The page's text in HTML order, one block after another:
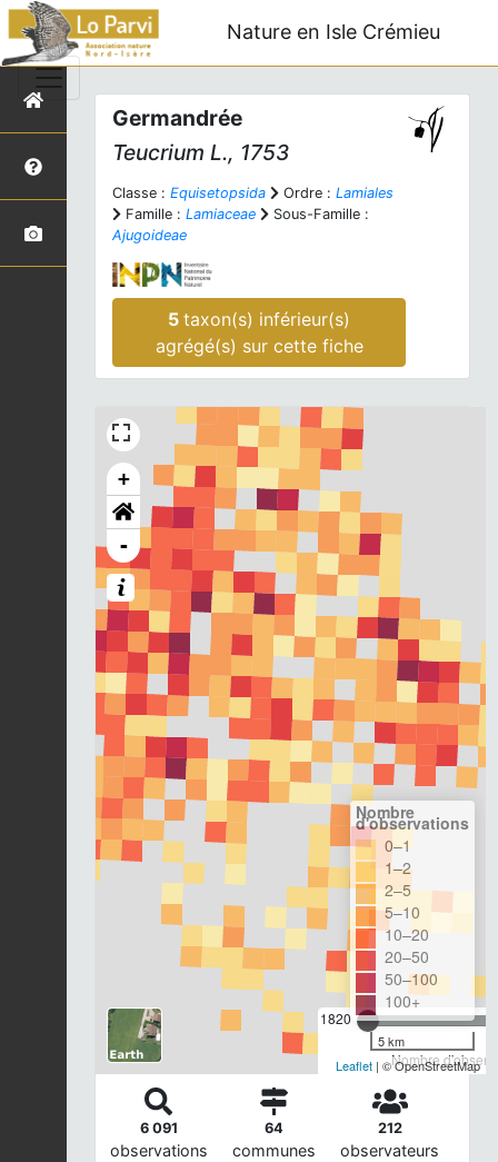
Nature en Isle Crémieu
Germandrée
Teucrium L., 1753
Classe : Equisetopsida Ordre : Lamiales
Famille : Lamiaceae
Sous-Famille :
Ajugoideae
5taxon(s) inférieur(s)
agrégé(s) sur cette fiche
+
-
1820
Nombre
Nombre
d'observations
0–1
1–2
2–5
5–10
10–20
20–50
50–100
100+
5 km
Leaflet | © OpenStreetMap
6 091
observations
64
communes
212
observateurs